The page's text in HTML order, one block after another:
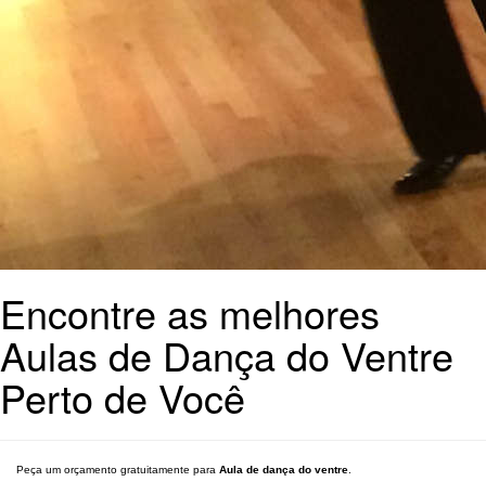
Encontre as melhores
Aulas de Dança do Ventre
Perto de Você
Peça um orçamento gratuitamente para Aula de dança do ventre